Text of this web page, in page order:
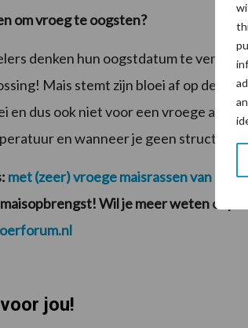
om vroeg te oogsten?
denken hun oogstdatum te
Mais stemt zijn bloei af op de
en dus ook niet voor een vroege
en wanneer je geen
met (zeer) vroege maisrassen van LG
Wil je meer weten of
jou!